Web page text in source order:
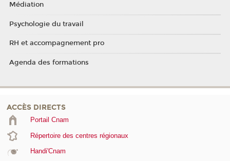
Médiation
Psychologie du travail
RH et accompagnement pro
Agenda des formations
ACCÈS DIRECTS
Portail Cnam
Répertoire des centres régionaux
Handi'Cnam